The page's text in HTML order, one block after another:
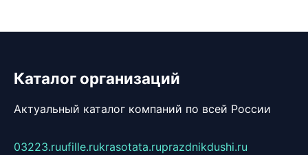
Каталог организаций
Актуальный каталог компаний по всей России
03223.ruufille.rukrasotata.ruprazdnikdushi.ru